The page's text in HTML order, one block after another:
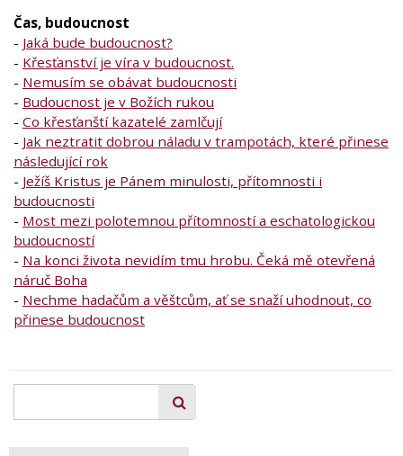
Čas, budoucnost
- Jaká bude budoucnost?
- Křesťanství je víra v budoucnost.
- Nemusím se obávat budoucnosti
- Budoucnost je v Božích rukou
- Co křesťanští kazatelé zamlčují
- Jak neztratit dobrou náladu v trampotách, které přinese
následující rok
- Ježíš Kristus je Pánem minulosti, přítomnosti i
budoucnosti
- Most mezi polotemnou přítomností a eschatologickou
budoucností
- Na konci života nevidím tmu hrobu. Čeká mě otevřená
náruč Boha
- Nechme hadačům a věštcům, ať se snaží uhodnout, co
přinese budoucnost